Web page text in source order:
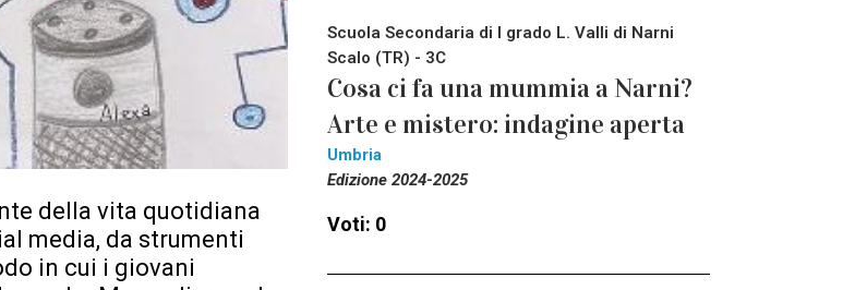
della vita quotidiana
media, da strumenti
in cui i giovani
Scuola Secondaria di I grado L. Valli di Narni
Scalo (TR) - 3C
Cosa ci fa una mummia a Narni?
Arte e mistero: indagine aperta
Umbria
Edizione 2024-2025
Voti: 0